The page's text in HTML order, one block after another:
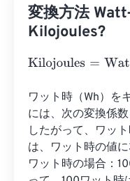
変換方法
Kilojoules?
Kilojoules=Watt-
ワット時（Wh）を
には、次の変換係
したがって、ワッ
は、ワット時の値
ワット時の場合：